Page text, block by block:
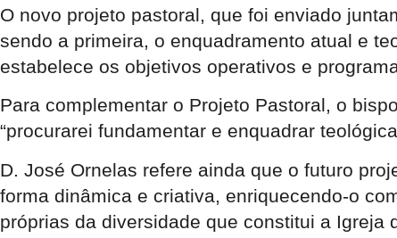
O novo projeto pastoral, que foi enviado
sendo a primeira, o enquadramento atual e
estabelece os objetivos operativos e
Para complementar o Projeto Pastoral, o
“procurarei fundamentar e enquadrar
D. José Ornelas refere ainda que o futuro
forma dinâmica e criativa, enriquecendo-o
próprias da diversidade que constitui a Igreja